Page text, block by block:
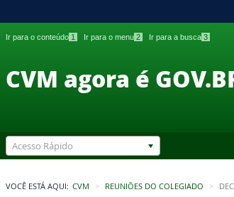
Ir para o conteúdo 1 Ir para o menu 2 Ir para a busca 3
CVM agora é
Acesso Rápido
VOCÊ ESTÁ AQUI: CVM REUNIÕES DO COLEGIADO